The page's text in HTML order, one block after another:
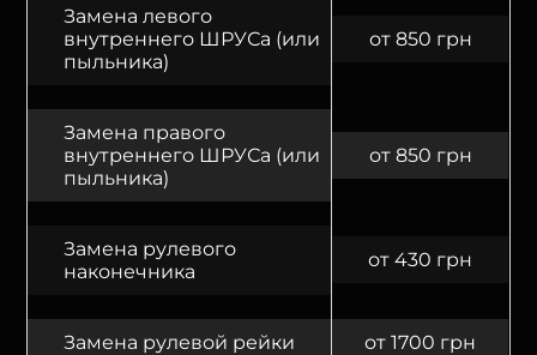
Замена левого
внутреннего ШРУСа (или
пыльника)
от 850 грн
Замена правого
внутреннего ШРУСа (или
пыльника)
от 850 грн
Замена рулевого
наконечника
от 430 грн
Замена рулевой рейки от 1700 грн